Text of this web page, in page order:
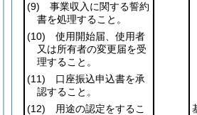
(9) 事業収入に関する誓約
書を処理すること。
(10) 使用開始届、使用者
又は所有者の変更届を受
理すること。
(11) 口座振込申込書を承
認すること。
(12) 用途の認定をするこ